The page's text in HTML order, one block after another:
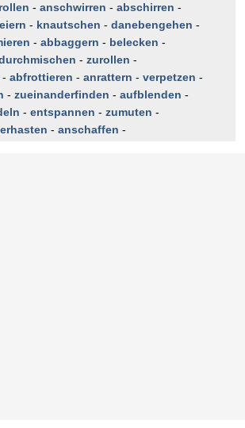
- anschwirren - abschirren -
- knautschen - danebengehen -
- abbaggern - belecken -
- zurollen -
- abfrottieren - anrattern - verpetzen -
- zueinanderfinden - aufblenden -
- entspannen - zumuten -
- anschaffen -